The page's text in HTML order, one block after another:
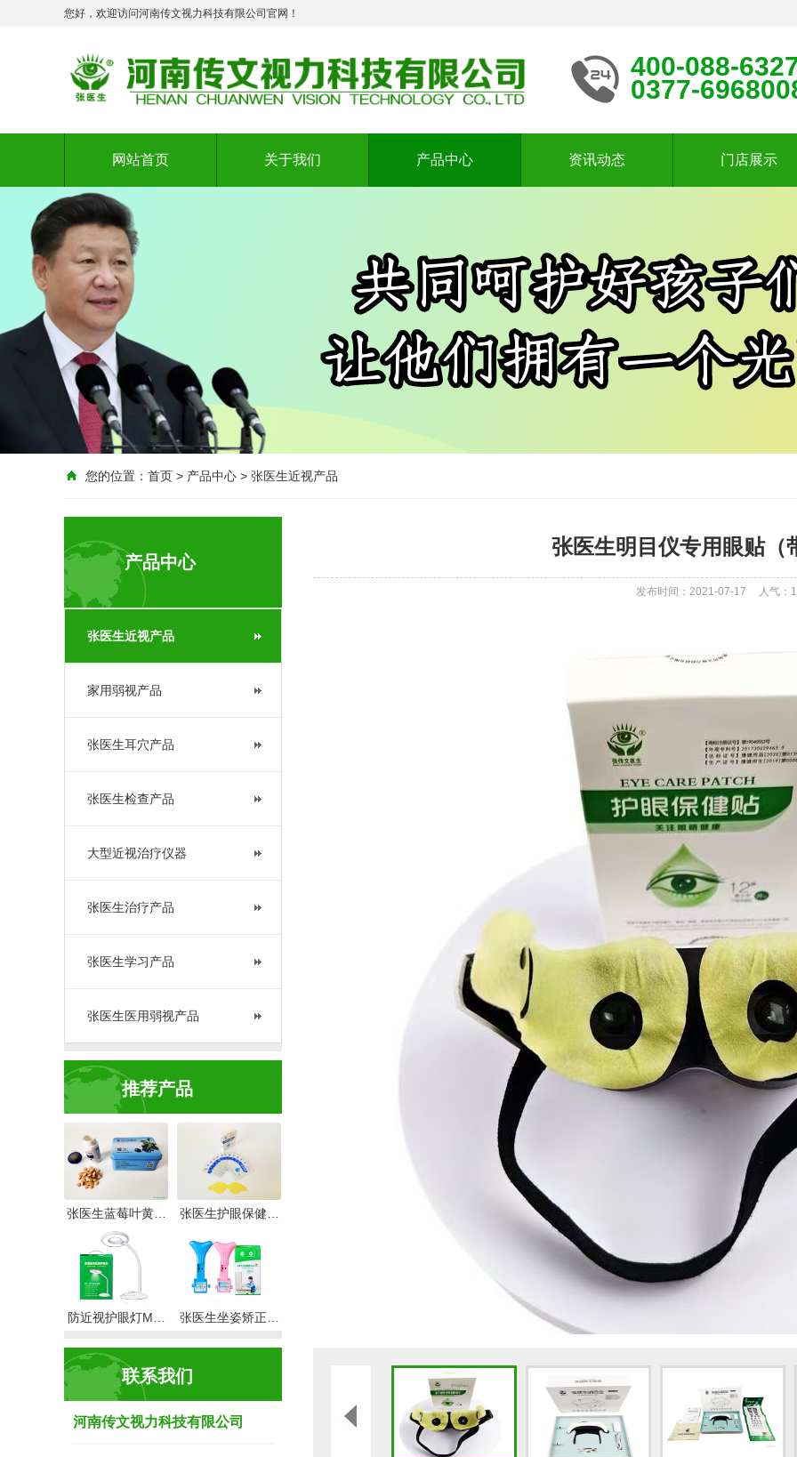
您好，欢迎访问河南传文视力科技有限公司官网！
400-088-
0377-
网站首页 关于我们 产品中心 资讯动态 门店展示
您的位置： 首页 > 产品中心 > 张医生近视产品
产品中心
张医生近视产品
家用弱视产品
张医生耳穴产品
张医生检查产品
大型近视治疗仪器
张医生治疗产品
张医生学习产品
张医生医用弱视产品
推荐产品
张医生蓝莓叶黄… 张医生护眼保健…
防近视护眼灯M… 张医生坐姿矫正…
联系我们
河南传文视力科技有限公司
张医生明目仪专用眼贴（
发布时间：2021-07-17 人气：